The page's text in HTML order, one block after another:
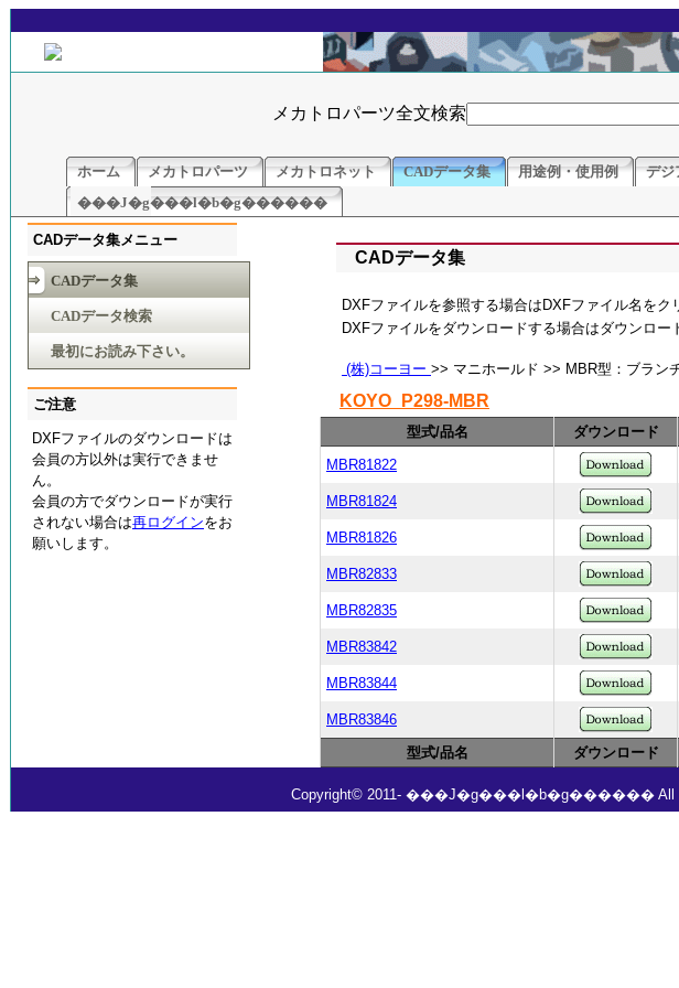
メカトロパーツ全文検索
ホーム メカトロパーツ メカトロネット CADデータ集 用途例・使用例 デジ
���J�g���l�b�g������
CADデータ集
DXFファイルを参照する場合はDXFファイル名をク
DXFファイルをダウンロードする場合はダウンロー
(株)コーヨー >> マニホールド >> MBR型：ブラン
KOYO_P298-MBR
型式/品名 ダウンロード
型式/品名 ダウンロード
MBR81822
MBR81824
MBR81826
MBR82833
MBR82835
MBR83842
MBR83844
MBR83846
CADデータ集メニュー
CADデータ集
CADデータ検索
最初にお読み下さい。
ご注意
DXFファイルのダウンロードは
会員の方以外は実行できませ
ん。
会員の方でダウンロードが実行
されない場合は再ログインをお
願いします。
Copyright© 2011- ���J�g���l�b�g������ All